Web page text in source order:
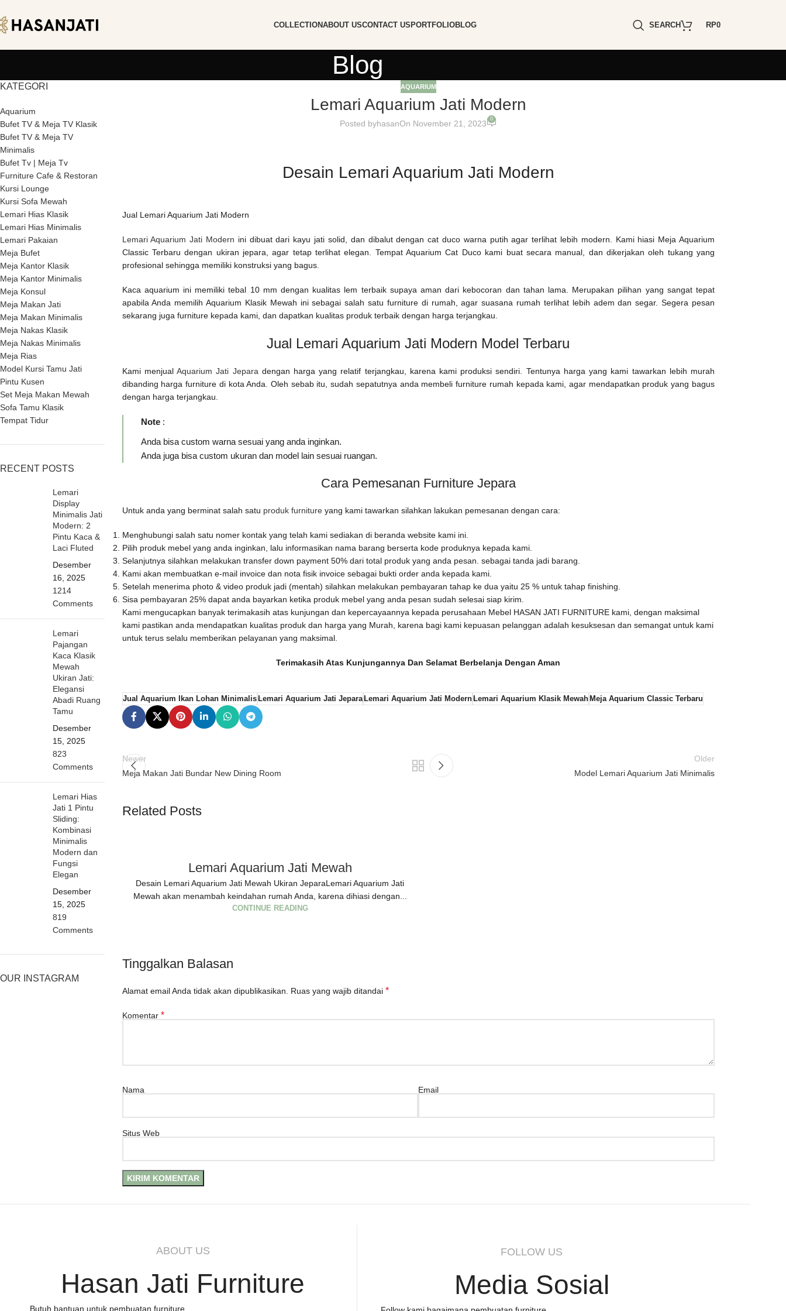
COLLECTIONABOUT USCONTACT US PORTFOLIOBLOG SEARCH RP0
Blog
KATEGORI
Aquarium
Bufet TV & Meja TV Klasik
Bufet TV & Meja TV
Minimalis
Bufet Tv | Meja Tv
Furniture Cafe & Restoran
Kursi Lounge
Kursi Sofa Mewah
Lemari Hias Klasik
Lemari Hias Minimalis
Lemari Pakaian
Meja Bufet
Meja Kantor Klasik
Meja Kantor Minimalis
Meja Konsul
Meja Makan Jati
Meja Makan Minimalis
Meja Nakas Klasik
Meja Nakas Minimalis
Meja Rias
Model Kursi Tamu Jati
Pintu Kusen
Set Meja Makan Mewah
Sofa Tamu Klasik
Tempat Tidur
RECENT POSTS
Lemari
Display
Minimalis Jati
Modern: 2
Pintu Kaca &
Laci Fluted
Desember
16, 2025
1214
Comments
Lemari
Pajangan
Kaca Klasik
Mewah
Ukiran Jati:
Elegansi
Abadi Ruang
Tamu
Desember
15, 2025
823
Comments
Lemari Hias
Jati 1 Pintu
Sliding:
Kombinasi
Minimalis
Modern dan
Fungsi
Elegan
Desember
15, 2025
819
Comments
OUR INSTAGRAM
AQUARIUM
Lemari Aquarium Jati Modern
Posted byhasanOn November 21, 2023 0
Desain Lemari Aquarium Jati Modern
Jual Lemari Aquarium Jati Modern
Lemari Aquarium Jati Modern ini dibuat dari kayu jati solid, dan dibalut dengan cat duco warna putih agar terlihat lebih modern. Kami hiasi Meja Aquarium
Classic Terbaru dengan ukiran jepara, agar tetap terlihat elegan. Tempat Aquarium Cat Duco kami buat secara manual, dan dikerjakan oleh tukang yang
profesional sehingga memiliki konstruksi yang bagus.
Kaca aquarium ini memiliki tebal 10 mm dengan kualitas lem terbaik supaya aman dari kebocoran dan tahan lama. Merupakan pilihan yang sangat tepat
apabila Anda memilih Aquarium Klasik Mewah ini sebagai salah satu furniture di rumah, agar suasana rumah terlihat lebih adem dan segar. Segera pesan
sekarang juga furniture kepada kami, dan dapatkan kualitas produk terbaik dengan harga terjangkau.
Jual Lemari Aquarium Jati Modern Model Terbaru
Kami menjualAquarium Jati Jepara dengan harga yang relatif terjangkau, karena kami produksi sendiri. Tentunya harga yang kami tawarkan lebih murah
dibanding harga furniture di kota Anda. Oleh sebab itu, sudah sepatutnya anda membeli furniture rumah kepada kami, agar mendapatkan produk yang bagus
dengan harga terjangkau.
Note:
Anda bisa custom warna sesuai yang anda inginkan.
Anda juga bisa custom ukuran dan model lain sesuai ruangan.
Cara Pemesanan Furniture Jepara
Untuk anda yang berminat salah satu produk furnitureyang kami tawarkan silahkan lakukan pemesanan dengan cara:
Menghubungi salah satu nomer kontak yang telah kami sediakan di beranda website kami ini.
Pilih produk mebel yang anda inginkan, lalu informasikan nama barang berserta kode produknya kepada kami.
Selanjutnya silahkan melakukan transfer down payment 50% dari total produk yang anda pesan. sebagai tanda jadi barang.
Kami akan membuatkan e-mail invoice dan nota fisik invoice sebagai bukti order anda kepada kami.
Setelah menerima photo & video produk jadi (mentah) silahkan melakukan pembayaran tahap ke dua yaitu 25 % untuk tahap finishing.
Sisa pembayaran 25% dapat anda bayarkan ketika produk mebel yang anda pesan sudah selesai siap kirim.
Kami mengucapkan banyak terimakasih atas kunjungan dan kepercayaannya kepada perusahaan Mebel HASAN JATI FURNITURE kami, dengan maksimal
kami pastikan anda mendapatkan kualitas produk dan harga yang Murah, karena bagi kami kepuasan pelanggan adalah kesuksesan dan semangat untuk kami
untuk terus selalu memberikan pelayanan yang maksimal.
Terimakasih Atas Kunjungannya Dan Selamat Berbelanja Dengan Aman
Jual Aquarium Ikan Lohan MinimalisLemari Aquarium Jati JeparaLemari Aquarium Jati ModernLemari Aquarium Klasik MewahMeja Aquarium Classic Terbaru
Newer
Meja Makan Jati Bundar New Dining Room
Older
Model Lemari Aquarium Jati Minimalis
Related Posts
Lemari Aquarium Jati Mewah
Desain Lemari Aquarium Jati Mewah Ukiran JeparaLemari Aquarium Jati
Mewah akan menambah keindahan rumah Anda, karena dihiasi dengan...
CONTINUE READING
Tinggalkan Balasan
Alamat email Anda tidak akan dipublikasikan. Ruas yang wajib ditandai *
Komentar *
Nama Email
Situs Web
ABOUT US
Hasan Jati Furniture
Butuh bantuan untuk pembuatan furniture
FOLLOW US
Media Sosial